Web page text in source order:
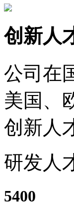
创新人
公司在
美国、
创新人
研发人
5400